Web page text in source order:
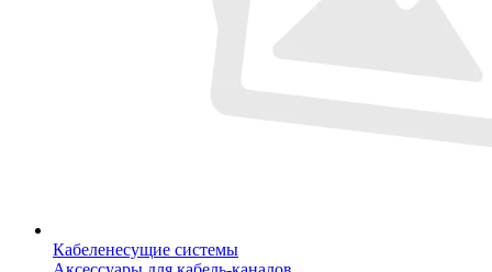
Кабеленесущие системы